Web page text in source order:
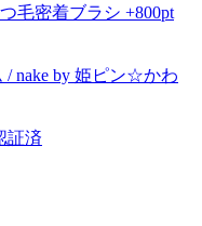
毛密着ブラシ +800pt
証済